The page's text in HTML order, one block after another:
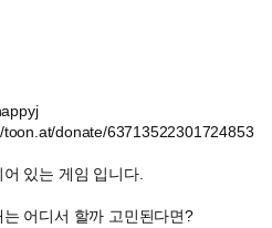
donate/63713522301724853
있는 게임 입니다.
어디서 할까 고민된다면?